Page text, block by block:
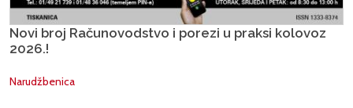
Novi broj Računovodstvo i porezi u praksi kolovoz
2026.!
Narudžbenica